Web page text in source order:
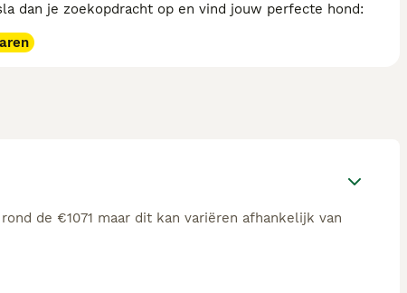
dan je zoekopdracht op en vind jouw perfecte hond:
de €1071 maar dit kan variëren afhankelijk van